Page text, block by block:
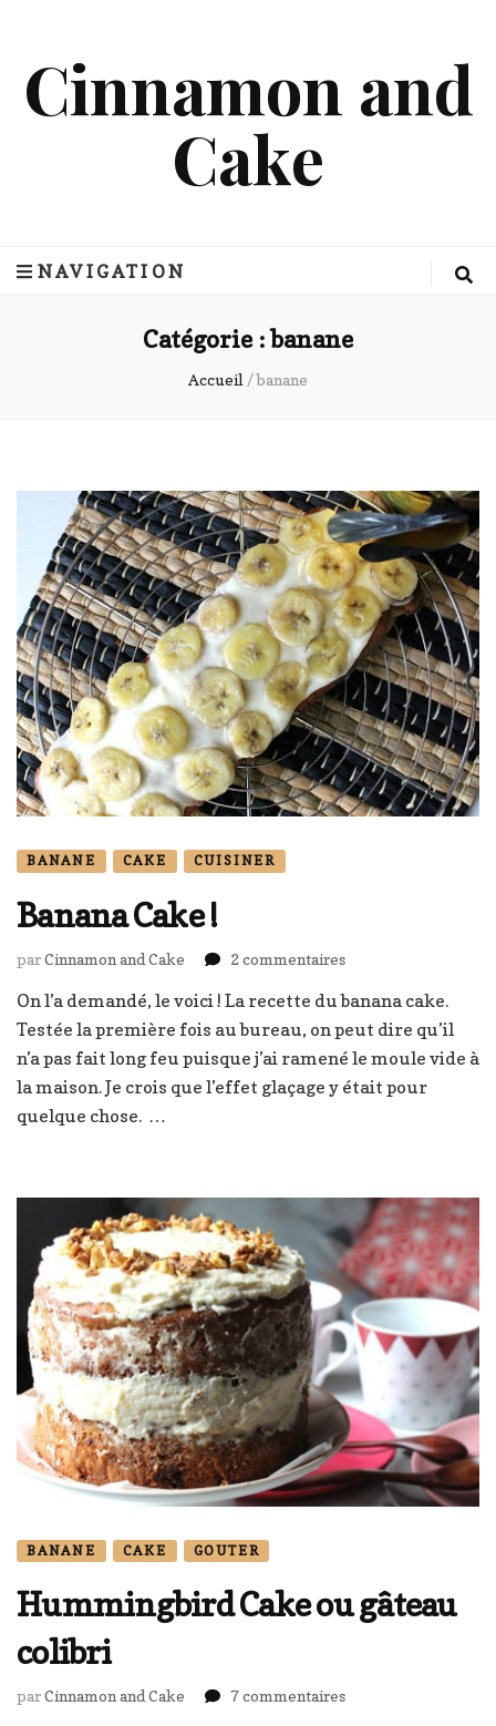
Cinnamon and
Cake
NAVIGATION
Catégorie :banane
Accueil /banane
BANANE CAKE CUISINER
Banana Cake !
parCinnamon and Cake 2 commentairessur
Cake
!
On l’a demandé, le voici ! La recette du banana cake.
Testée la première fois au bureau, on peut dire qu’il
n’a pas fait long feu puisque j’ai ramené le moule vide à
la maison. Je crois que l’effet glaçage y était pour
quelque chose. …
BANANE CAKE GOUTER
Hummingbird Cake ou gâteau
colibri
parCinnamon and Cake 7 commentairessur